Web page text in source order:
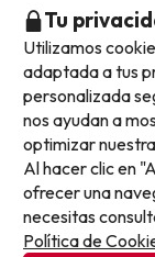
Hoteles con
Selección de la
Los favoritos de
Vacaciones en
Métodos de
Tu
Utilizamos
adaptada a tus
personalizada
nos ayudan a
optimizar
Al hacer clic en
ofrecer una
necesitas
Política de